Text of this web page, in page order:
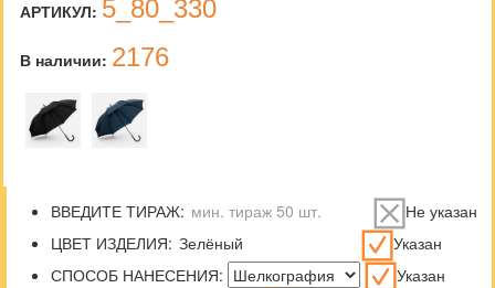
АРТИКУЛ: 5_80_330
В наличии: 2176
ВВЕДИТЕ ТИРАЖ:
Не указан
ЦВЕТ ИЗДЕЛИЯ:
Указан
СПОСОБ НАНЕСЕНИЯ:
Указан